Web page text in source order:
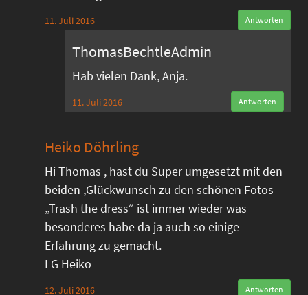
11. Juli 2016 Antworten
ThomasBechtleAdmin
Hab vielen Dank, Anja.
11. Juli 2016 Antworten
Heiko Döhrling
Hi Thomas , hast du Super umgesetzt mit den
beiden ,Glückwunsch zu den schönen Fotos
„Trash the dress“ ist immer wieder was
besonderes habe da ja auch so einige
Erfahrung zu gemacht.
LG Heiko
12. Juli 2016 Antworten